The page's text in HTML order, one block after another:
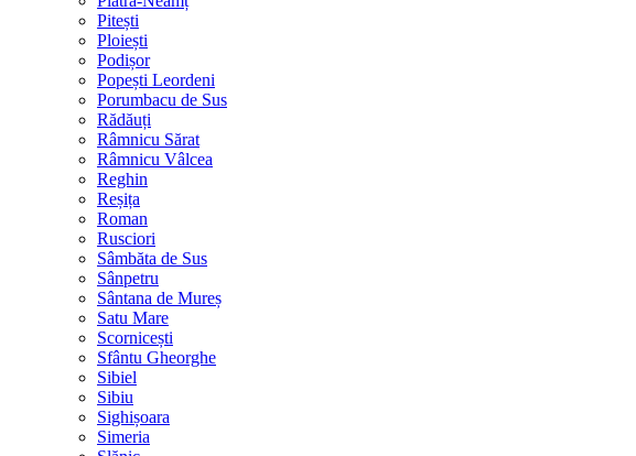
Pitești
Ploiești
Podișor
Popești Leordeni
Porumbacu de Sus
Rădăuți
Râmnicu Sărat
Râmnicu Vâlcea
Reghin
Reșița
Roman
Rusciori
Sâmbăta de Sus
Sânpetru
Sântana de Mureș
Satu Mare
Scornicești
Sfântu Gheorghe
Sibiel
Sibiu
Sighișoara
Simeria